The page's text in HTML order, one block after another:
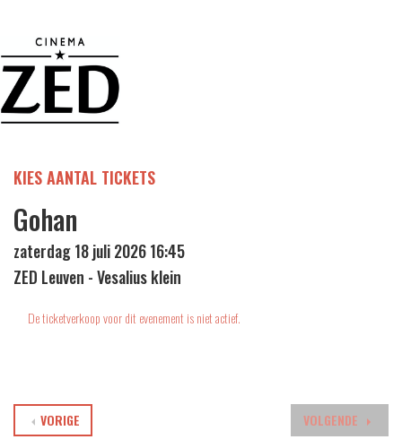
KIES AANTAL TICKETS
Gohan
zaterdag 18 juli 2026 16:45
ZED Leuven - Vesalius klein
De ticketverkoop voor dit evenement is niet actief.
VOLGENDE
VORIGE